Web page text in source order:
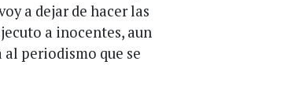
a dejar de hacer las
a inocentes, aun
periodismo que se